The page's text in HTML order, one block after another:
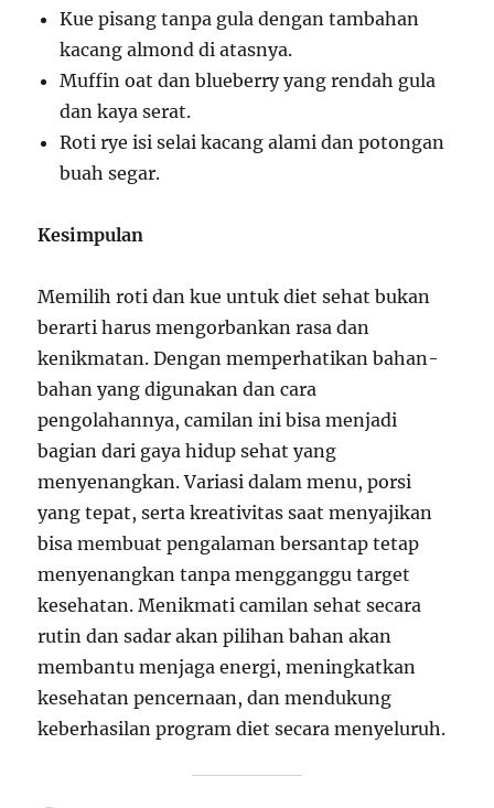
Kue pisang tanpa gula dengan tambahan
kacang almond di atasnya.
Muffin oat dan blueberry yang rendah gula
dan kaya serat.
Roti rye isi selai kacang alami dan potongan
buah segar.
Kesimpulan
Memilih roti dan kue untuk diet sehat bukan
berarti harus mengorbankan rasa dan
kenikmatan. Dengan memperhatikan bahan-
bahan yang digunakan dan cara
pengolahannya, camilan ini bisa menjadi
bagian dari gaya hidup sehat yang
menyenangkan. Variasi dalam menu, porsi
yang tepat, serta kreativitas saat menyajikan
bisa membuat pengalaman bersantap tetap
menyenangkan tanpa mengganggu target
kesehatan. Menikmati camilan sehat secara
rutin dan sadar akan pilihan bahan akan
membantu menjaga energi, meningkatkan
kesehatan pencernaan, dan mendukung
keberhasilan program diet secara menyeluruh.